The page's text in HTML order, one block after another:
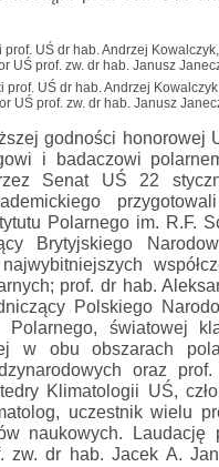
prof. UŚ dr hab. Andrzej
UŚ prof. zw. dr hab. Janusz
godności honorowej
i badaczowi
Senat UŚ 22
Polarnego im. R.F.
Brytyjskiego
prof. dr hab.
Polskiego
Polarnego, światowej
w obu obszarach
oraz
Klimatologii UŚ,
uczestnik wielu
naukowych. Laudację
zw. dr hab. Jacek A.